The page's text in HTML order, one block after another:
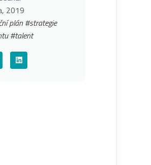
2019
plán #strategie
#talent